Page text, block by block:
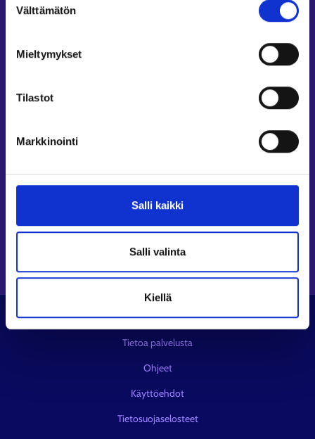
Lue tarkemmin
valinta
Välttämätön
Mieltymykset
Tilastot
Markkinointi
Salli kaikki
Salli valinta
Kiellä
Työ- ja elinkeinoministeriö⁠
Osaamispolku⁠
Seuraa meitä
LinkedIn⁠
Youtube⁠
© KEHA-keskus
Tietoa palvelusta
Ohjeet
Käyttöehdot
Tietosuojaselosteet